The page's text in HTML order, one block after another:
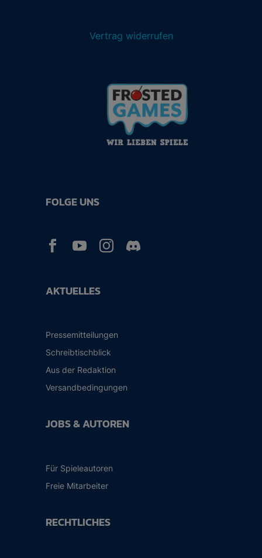
Vertrag widerrufen
AKTUELLES
Pressemitteilungen
Schreibtischblick
Aus der Redaktion
Versandbedingungen
JOBS & AUTOREN
Für Spieleautoren
Freie Mitarbeiter
RECHTLICHES
FOLGE UNS
  